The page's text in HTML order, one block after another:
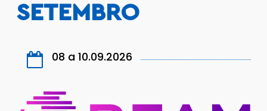
SETEMBRO
08 a 10.09.2026